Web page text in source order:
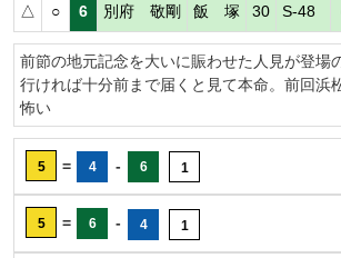
△ ○ 6 別府 敬剛 飯 塚 30 S-48
前節の地元記念を大いに賑わせた人見が登場
行ければ十分前まで届くと見て本命。前回浜
怖い
5 = 4 - 6 1
5 = 6 - 4 1